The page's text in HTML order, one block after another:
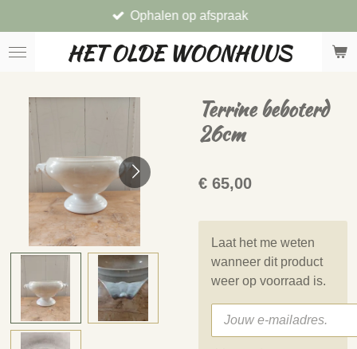
direct
naar
HET OLDE WOONHUUS
Ophalen op afspraak
Terrine beboterd
26cm
€ 65,00
Laat het me weten
wanneer dit product
weer op voorraad is.